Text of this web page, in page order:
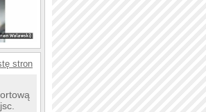
stron